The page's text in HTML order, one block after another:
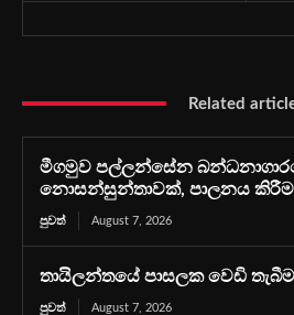
Related
මීගමුව පල්ලන්සේන
නොසන්සුන්තාවක්, පාලනය
පුවත් August 7, 2026
තායිලන්තයේ පාසලක වෙඩි
පුවත් August 7, 2026